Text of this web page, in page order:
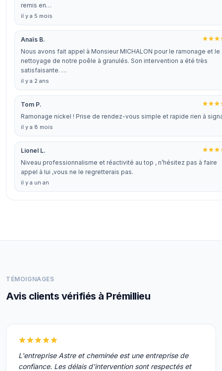
remis en…
il y a 5 mois
Anaïs B.
Nous avons fait appel à Monsieur MICHALON pour le ramonage et le
nettoyage de notre poêle à granulés. Son intervention a été très
satisfaisante. …
il y a 2 ans
Tom P.
Ramonage nickel ! Prise de rendez-vous simple et rapide rien à
il y a 8 mois
Lionel L.
Niveau professionnalisme et réactivité au top , n’hésitez pas à faire
appel à lui ,vous ne le regretterais pas.
il y a un an
TÉMOIGNAGES
Avis clients vérifiés à Prémillieu
L'entreprise Astre et cheminée est une entreprise de
confiance. Les délais d'intervention sont respectés et